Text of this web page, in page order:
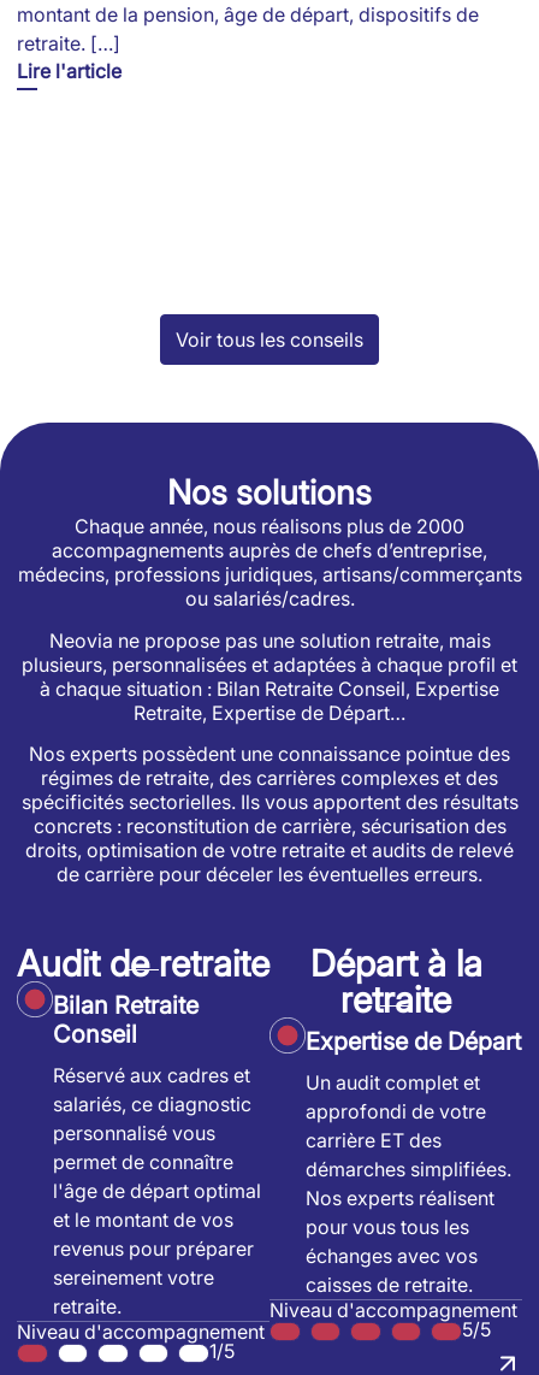
montant de la pension, âge de départ, dispositifs de
retraite. […]
Lire l'article
Voir tous les conseils
Nos solutions
Chaque année, nous réalisons plus de 2000
accompagnements auprès de chefs d’entreprise,
médecins, professions juridiques, artisans/commerçants
ou salariés/cadres.
Neovia ne propose pas une solution retraite, mais
plusieurs, personnalisées et adaptées à chaque profil et
à chaque situation : Bilan Retraite Conseil, Expertise
Retraite, Expertise de Départ…
Nos experts possèdent une connaissance pointue des
régimes de retraite, des carrières complexes et des
spécificités sectorielles. Ils vous apportent des résultats
concrets : reconstitution de carrière, sécurisation des
droits, optimisation de votre retraite et audits de relevé
de carrière pour déceler les éventuelles erreurs.
Audit de retraite
Bilan Retraite
Conseil
Réservé aux cadres et
salariés, ce diagnostic
personnalisé vous
permet de connaître
l'âge de départ optimal
et le montant de vos
revenus pour préparer
sereinement votre
retraite.
Niveau d'accompagnement
1/5
Départ à la
retraite
Expertise de Départ
Un audit complet et
approfondi de votre
carrière ET des
démarches simplifiées.
Nos experts réalisent
pour vous tous les
échanges avec vos
caisses de retraite.
Niveau d'accompagnement
5/5